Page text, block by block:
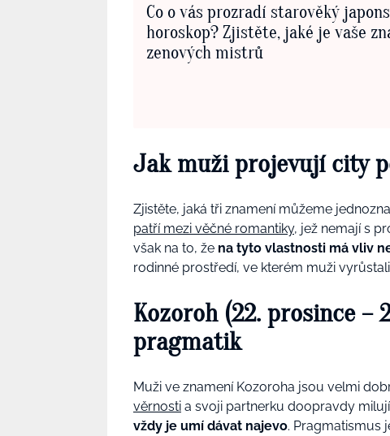
Co o vás prozradí starověký
horoskop? Zjistěte, jaké je vaše
zenových mistrů
Jak muži projevují city
Zjistěte, jaká tři znamení můžeme
patří mezi věčné romantiky, jež nemají s
však na to, že na tyto vlastnosti má vliv
rodinné prostředí, ve kterém muži
Kozoroh (22. prosince –
pragmatik
Muži ve znamení Kozoroha jsou velmi
věrnosti a svoji partnerku doopravdy
vždy je umí dávat najevo. Pragmatismus